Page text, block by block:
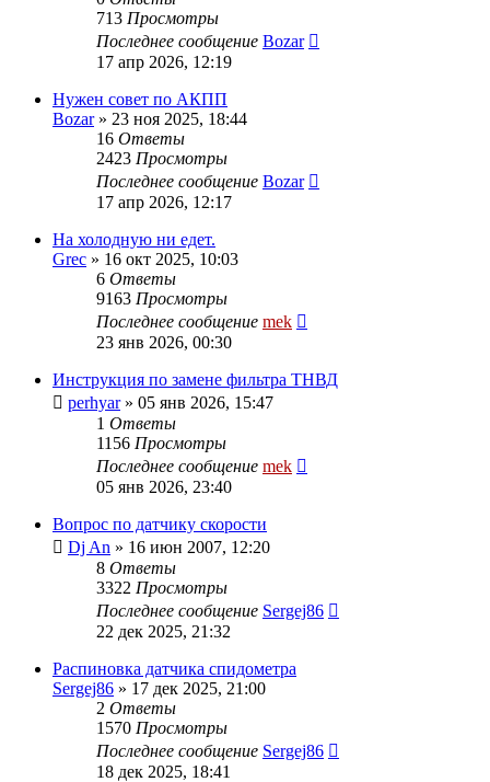
713 Просмотры
Последнее сообщение Bozar
17 апр 2026, 12:19
Нужен совет по АКПП
Bozar» 23 ноя 2025, 18:44
16 Ответы
2423 Просмотры
Последнее сообщение Bozar
17 апр 2026, 12:17
На холодную ни едет.
Grec » 16 окт 2025, 10:03
6 Ответы
9163 Просмотры
Последнее сообщение mek
23 янв 2026, 00:30
Инструкция по замене фильтра ТНВД
perhyar» 05 янв 2026, 15:47
1 Ответы
1156 Просмотры
Последнее сообщение mek
05 янв 2026, 23:40
Вопрос по датчику скорости
Dj An » 16 июн 2007, 12:20
8 Ответы
3322 Просмотры
Последнее сообщение Sergej86
22 дек 2025, 21:32
Распиновка датчика спидометра
Sergej86 » 17 дек 2025, 21:00
2 Ответы
1570 Просмотры
Последнее сообщение Sergej86
18 дек 2025, 18:41